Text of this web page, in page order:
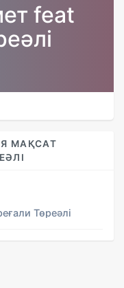
feat
МАҚСАТ
Төреәлі